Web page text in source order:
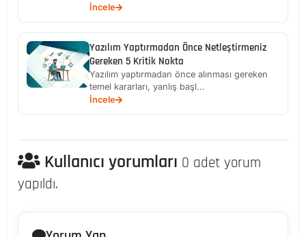
İncele
Yazılım Yaptırmadan Önce Netleştirmeniz
Gereken 5 Kritik Nokta
Yazılım yaptırmadan önce alınması gereken
temel kararları, yanlış başl...
İncele
Kullanıcı yorumları 0 adet yorum
yapıldı.